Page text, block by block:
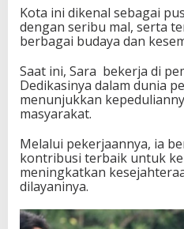
Kota ini dikenal sebagai
dengan seribu mal, serta
berbagai budaya dan
Saat ini, Sara bekerja di
Dedikasinya dalam dunia
menunjukkan
masyarakat.
Melalui pekerjaannya, ia
kontribusi terbaik untuk
meningkatkan
dilayaninya.